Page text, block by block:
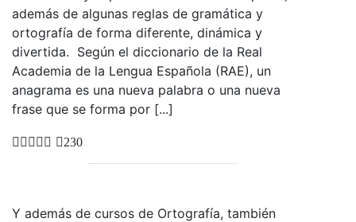
además de algunas reglas de gramática y
ortografía de forma diferente, dinámica y
divertida. Según el diccionario de la Real
Academia de la Lengua Española (RAE), un
anagrama es una nueva palabra o una nueva
frase que se forma por [...]
230
Y además de cursos de Ortografía, también